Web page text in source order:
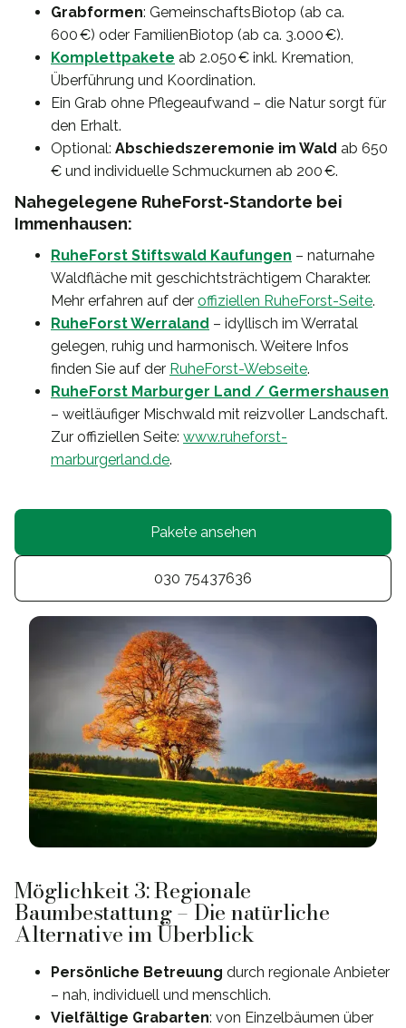
Grabformen: GemeinschaftsBiotop (ab ca.
600 €) oder FamilienBiotop (ab ca. 3.000 €).
Komplettpakete ab 2.050 € inkl. Kremation,
Überführung und Koordination.
Ein Grab ohne Pflegeaufwand – die Natur sorgt für
den Erhalt.
Optional: Abschiedszeremonie im Wald ab 650
€ und individuelle Schmuckurnen ab 200 €.
Nahegelegene RuheForst-Standorte bei
Immenhausen:
RuheForst Stiftswald Kaufungen – naturnahe
Waldfläche mit geschichtsträchtigem Charakter.
Mehr erfahren auf der offiziellen RuheForst-Seite.
RuheForst Werraland – idyllisch im Werratal
gelegen, ruhig und harmonisch. Weitere Infos
finden Sie auf der RuheForst-Webseite.
RuheForst Marburger Land / Germershausen
– weitläufiger Mischwald mit reizvoller Landschaft.
Zur offiziellen Seite: www.ruheforst-
marburgerland.de.
Pakete ansehen
030 75437636
Möglichkeit 3: Regionale
Baumbestattung – Die natürliche
Alternative im Überblick
Persönliche Betreuung durch regionale Anbieter
– nah, individuell und menschlich.
Vielfältige Grabarten: von Einzelbäumen über